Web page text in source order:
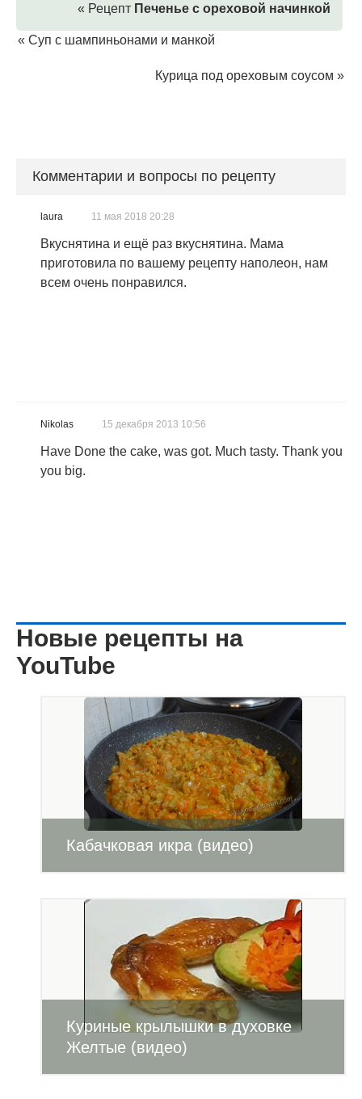
« Рецепт Печенье с ореховой начинкой
« Суп с шампиньонами и манкой
Курица под ореховым соусом »
Комментарии и вопросы по рецепту
laura 11 мая 2018 20:28
Вкуснятина и ещё раз вкуснятина. Мама
приготовила по вашему рецепту наполеон, нам
всем очень понравился.
Nikolas 15 декабря 2013 10:56
Have Done the cake, was got. Much tasty. Thank you
you big.
Новые рецепты на
YouTube
Кабачковая икра (видео)
Куриные крылышки в духовке
Желтые (видео)